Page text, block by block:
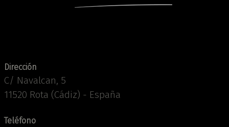
Dirección
C/ Navalcan, 5
11520 Rota (Cádiz) - España
Teléfono